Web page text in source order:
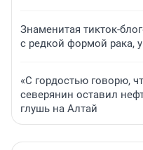
Знаменитая тикток-
с редкой формой рака,
«С гордостью говорю,
северянин оставил
глушь на Алтай